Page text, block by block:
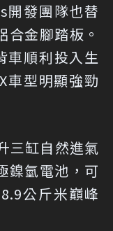
開發團隊也替
合金腳踏板。
車順利投入生
車型明顯強勁
三缸自然進氣
鎳氫電池，可
公斤米巔峰